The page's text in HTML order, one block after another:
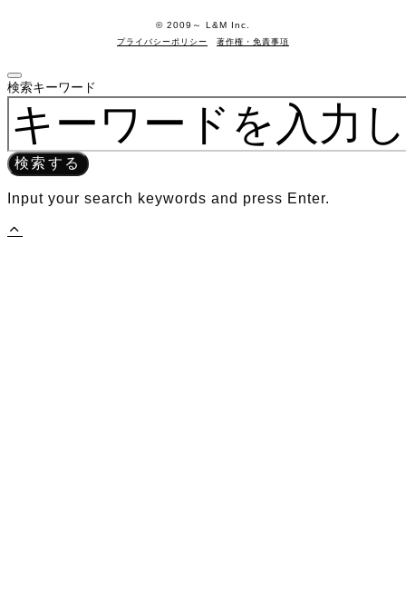
©️ 2009～ L&M Inc.
プライバシーポリシー 著作権・免責事項
検索キーワード
検索する
Input your search keywords and press Enter.